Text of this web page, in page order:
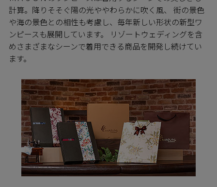
計算。降りそそぐ陽の光ややわらかに吹く風、 街の景色
や海の景色との相性も考慮し、毎年新しい形状の新型ワ
ンピースも展開しています。 リゾートウェディングを含
めさまざまなシーンで着用できる商品を開発し続けてい
ます。